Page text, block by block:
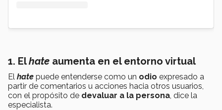
1. Elhate aumenta en el entorno virtual
El hate puede entenderse como un odio expresado a
partir de comentarios u acciones hacia otros usuarios,
con el propósito de devaluar a la persona, dice la
especialista.